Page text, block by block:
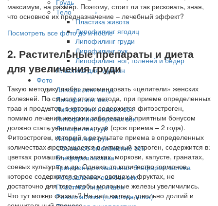
Грудь
Тело ›
Пластика живота
Липофилинг ягодиц
Липофилинг груди
Липофилинг рук
Липофилинг ног, голеней и бедер
Пластика для мужчин
Фото
Липофилинг лица
Липофилинг век
Липофилинг нижних век
Липофилинг верхних век
Липофилинг губ
Липофилинг рук
Объемное омоложение век
Блефаропластика
Трансконъюктивальная блефаропластика
Исправление ошибок век
Пластика лица и шеи
Ринопластика (пластика носа)
максимум, на размер. Поэтому, стоит ли так рисковать, зная,
что основное их предназначение – лечебный эффект?
Посмотреть все фото до и после
2. Растительные препараты и диета
для увеличения груди
Такую методику любят рекомендовать «целители» женских
болезней. По смыслу этого метода, при приеме определенных
трав и продуктов, в которых содержится фитоэстроген,
помимо лечения женских заболеваний приятным бонусом
должно стать увеличение груди (срок приема – 2 года).
Фитоэстроген, который в результате приема в определенных
количествах превращается в активный эстроген, содержится в:
цветках ромашки, хмели, злаках, моркови, капусте, гранатах,
соевых культурах и др. Однако, то количество гормонов,
которое содержится в травах, овощах и фруктах, не
достаточно для того, чтобы молочные железы увеличились.
Что тут можно сказать? На наш взгляд, довольно долгий и